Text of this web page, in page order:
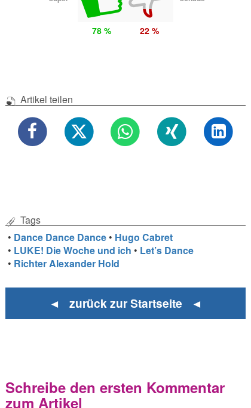
78 % 22 %
Artikel teilen
Tags
• Dance Dance Dance • Hugo Cabret
• LUKE! Die Woche und ich • Let’s Dance
• Richter Alexander Hold
◄ zurück zur Startseite ◄
Schreibe den ersten Kommentar
zum Artikel